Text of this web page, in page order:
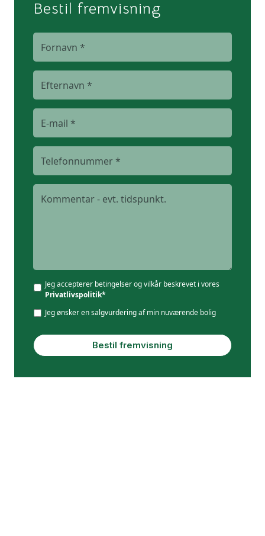
Bestil fremvisning
Jeg accepterer betingelser og vilkår beskrevet i vores
Privatlivspolitik*
Jeg ønsker en salgvurdering af min nuværende bolig